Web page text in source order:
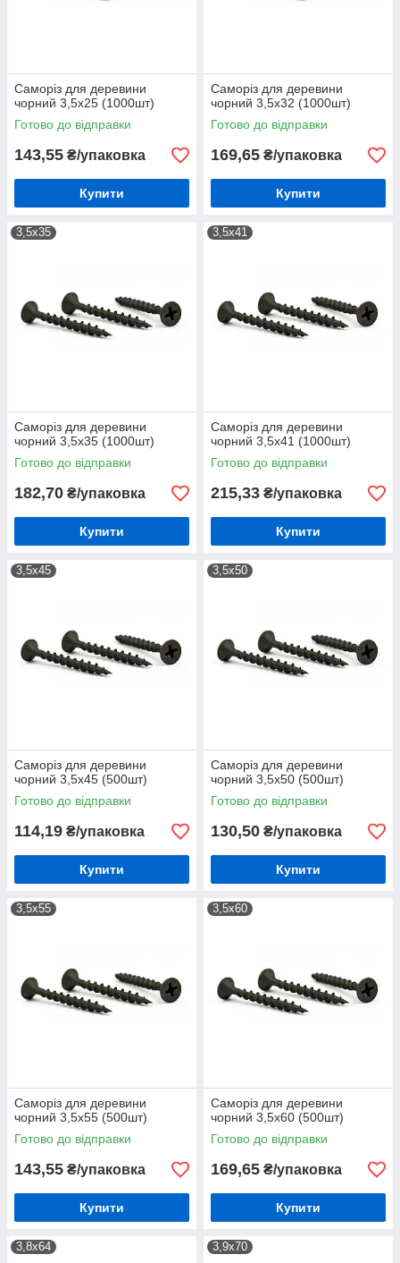
Саморіз для деревини
чорний 3,5х25 (1000шт)
Готово до відправки
143,55 ₴/упаковка
Купити
Саморіз для деревини
чорний 3,5х32 (1000шт)
Готово до відправки
169,65 ₴/упаковка
Купити
3,5х35
Саморіз для деревини
чорний 3,5х35 (1000шт)
Готово до відправки
182,70 ₴/упаковка
Купити
3,5х41
Саморіз для деревини
чорний 3,5х41 (1000шт)
Готово до відправки
215,33 ₴/упаковка
Купити
3,5х45
Саморіз для деревини
чорний 3,5х45 (500шт)
Готово до відправки
114,19 ₴/упаковка
Купити
3,5х50
Саморіз для деревини
чорний 3,5х50 (500шт)
Готово до відправки
130,50 ₴/упаковка
Купити
3,5х55
Саморіз для деревини
чорний 3,5х55 (500шт)
Готово до відправки
143,55 ₴/упаковка
Купити
3,5х60
Саморіз для деревини
чорний 3,5х60 (500шт)
Готово до відправки
169,65 ₴/упаковка
Купити
3,8х64 3,9х70